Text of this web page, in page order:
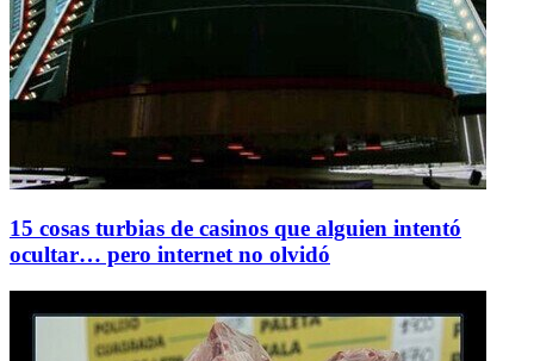
15 cosas turbias de casinos que alguien intentó
ocultar… pero internet no olvidó